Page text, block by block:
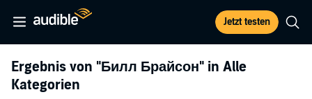
Jetzt testen
Ergebnis von "Билл Брайсон" in Alle
Kategorien